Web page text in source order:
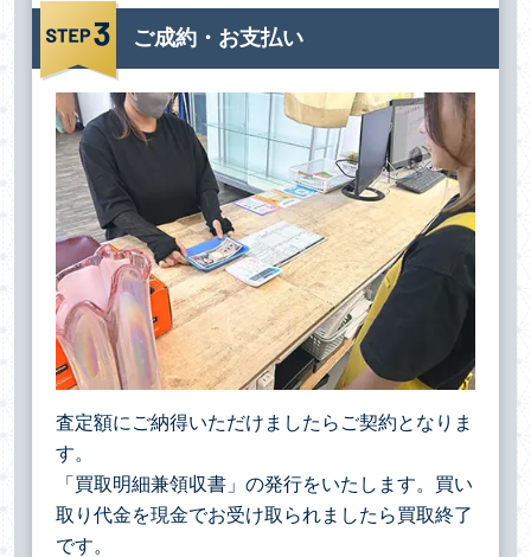
ご成約・お支払い
査定額にご納得いただけましたらご契約となりま
す。
「買取明細兼領収書」の発行をいたします。買い
取り代金を現金でお受け取られましたら買取終了
です。